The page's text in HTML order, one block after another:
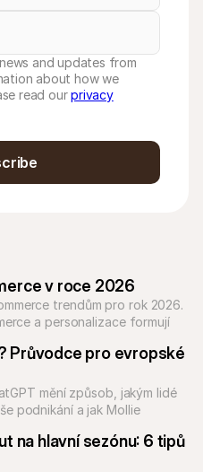
v roce 2026
trendům pro rok 2026.
a personalizace formují
Průvodce pro evropské
mění způsob, jakým lidé
podnikání a jak Mollie
na hlavní sezónu: 6 tipů
and updates from
about how we
read ourprivacy